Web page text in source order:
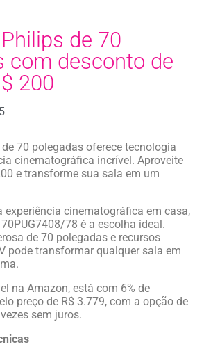
de 70
com desconto de
200
70 polegadas oferece tecnologia
cinematográfica incrível. Aproveite
e transforme sua sala em um
experiência cinematográfica em casa,
78 é a escolha ideal.
de 70 polegadas e recursos
pode transformar qualquer sala em
na Amazon, está com 6% de
preço de R$ 3.779, com a opção de
sem juros.